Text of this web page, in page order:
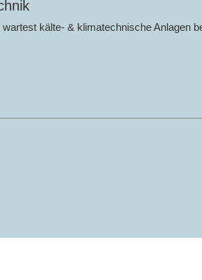
kälte- & klimatechnische Anlagen